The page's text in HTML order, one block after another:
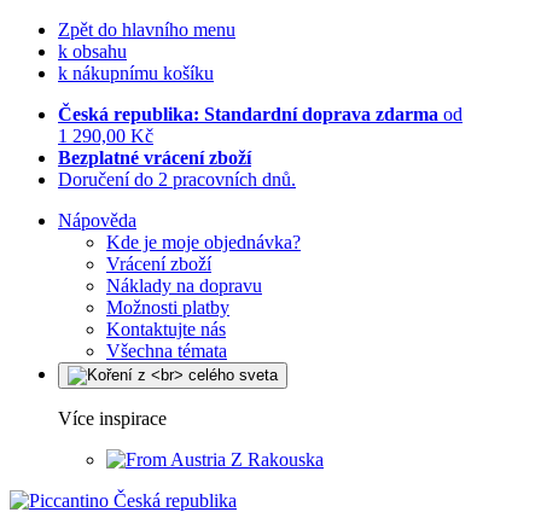
Zpět do hlavního menu
k obsahu
k nákupnímu košíku
Česká republika: Standardní doprava zdarma od
1 290,00 Kč
Bezplatné vrácení zboží
Doručení do 2 pracovních dnů.
Nápověda
Kde je moje objednávka?
Vrácení zboží
Náklady na dopravu
Možnosti platby
Kontaktujte nás
Všechna témata
Více inspirace
Z Rakouska